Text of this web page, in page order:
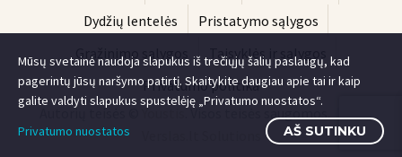
Dydžių lentelės
Pristatymo sąlygos
Grąžinimo sąlygos
Taisyklės ir sąlygos
Privatumo politika
Autorių teisės ©
Youstis . Visos teisės saugomos.
Mūsų svetainė naudoja slapukus iš trečiųjų šalių paslaugų, kad
pagerintų jūsų naršymo patirtį. Skaitykite daugiau apie tai ir kaip
galite valdyti slapukus spustelėję „Privatumo nuostatos“.
Privatumo nuostatos
AŠ SUTINKU